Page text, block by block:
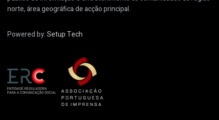
norte, área geográfica de acção principal.
Powered by:Setup Tech